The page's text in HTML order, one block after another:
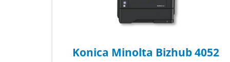
Konica Minolta Bizhub 4052